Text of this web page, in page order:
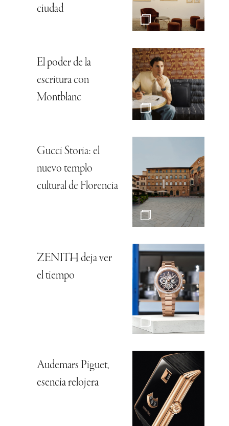
ciudad
El poder de la
escritura con
Montblanc
Gucci Storia: el
nuevo templo
cultural de Florencia
ZENITH deja ver
el tiempo
Audemars Piguet,
esencia relojera